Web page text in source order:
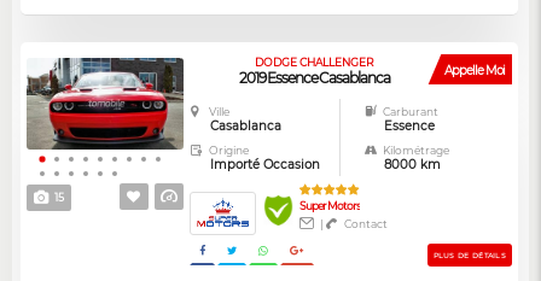
15
Appelle Moi
DODGE CHALLENGER
2019 Essence Casablanca
Ville
Casablanca
Carburant
Essence
Origine
Importé Occasion
Kilométrage
8000 km
Super Motors
|
Contact
PLUS DE DÉTAILS